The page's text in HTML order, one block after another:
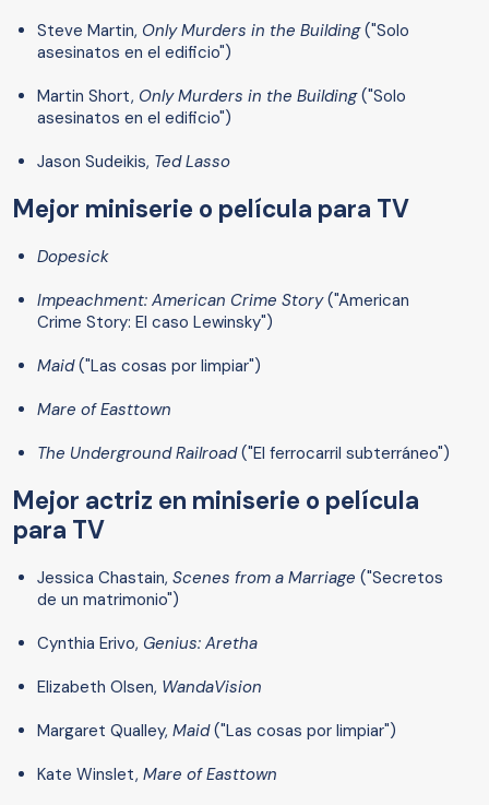
Steve Martin, Only Murders in the Building("Solo
asesinatos en el edificio")
Martin Short, Only Murders in the Building("Solo
asesinatos en el edificio")
Jason Sudeikis, Ted Lasso
Mejor miniserie o película para TV
Dopesick
Impeachment: American Crime Story("American
Crime Story: El caso Lewinsky")
Maid("Las cosas por limpiar")
Mare of Easttown
The Underground Railroad("El ferrocarril subterráneo")
Mejor actriz en miniserie o película
para TV
Jessica Chastain, Scenes from a Marriage ("Secretos
de un matrimonio")
Cynthia Erivo, Genius: Aretha
Elizabeth Olsen, WandaVision
Margaret Qualley, Maid("Las cosas por limpiar")
Kate Winslet, Mare of Easttown